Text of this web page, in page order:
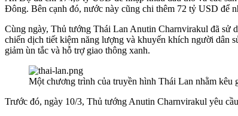
Đông. Bên cạnh đó, nước này cũng chi thêm 72 tỷ USD để
Cùng ngày, Thủ tướng Thái Lan Anutin Charnvirakul đã sử
chiến dịch tiết kiệm năng lượng và khuyến khích người dân
giảm ùn tắc và hỗ trợ giao thông xanh.
Một chương trình của truyền hình Thái Lan nhằm kêu
Trước đó, ngày 10/3, Thủ tướng Anutin Charnvirakul yêu